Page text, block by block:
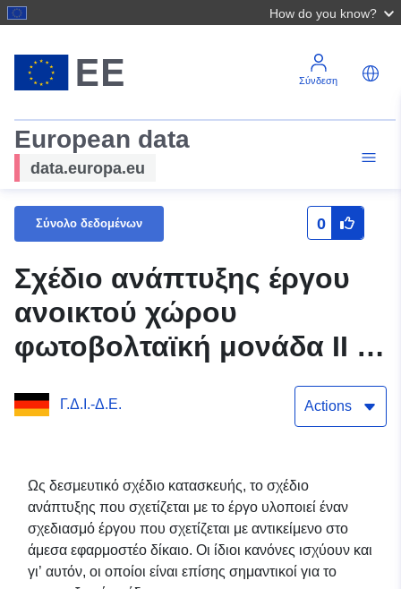
How do you know?
Σύνδεση
European data
data.europa.eu
Σύνολο δεδομένων 0
Σχέδιο ανάπτυξης έργου
ανοικτού χώρου
φωτοβολταϊκή μονάδα ΙΙ —
Δήμος Milower Land OT
Großwudicke (WMS)
Γ.Δ.Ι.-Δ.Ε. Actions
Ως δεσμευτικό σχέδιο κατασκευής, το σχέδιο
ανάπτυξης που σχετίζεται με το έργο υλοποιεί έναν
σχεδιασμό έργου που σχετίζεται με αντικείμενο στο
άμεσα εφαρμοστέο δίκαιο. Οι ίδιοι κανόνες ισχύουν και
γι’ αυτόν, οι οποίοι είναι επίσης σημαντικοί για το